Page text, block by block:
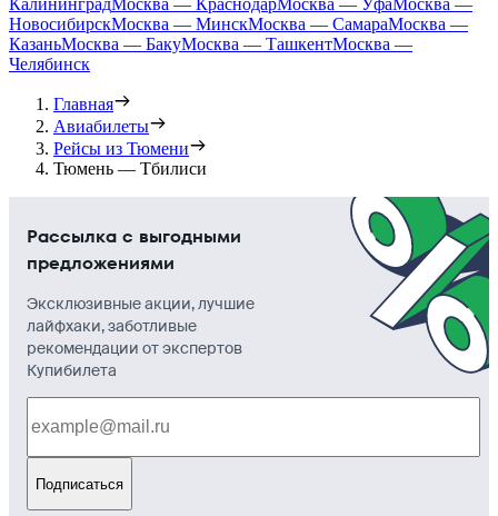
КалининградМосква — КраснодарМосква — УфаМосква —
НовосибирскМосква — МинскМосква — СамараМосква —
КазаньМосква — БакуМосква — ТашкентМосква —
Челябинск
Главная
Авиабилеты
Рейсы из Тюмени
Тюмень — Тбилиси
Рассылка с выгодными
предложениями
Эксклюзивные акции, лучшие
лайфхаки, заботливые
рекомендации от экспертов
Купибилета
Подписаться